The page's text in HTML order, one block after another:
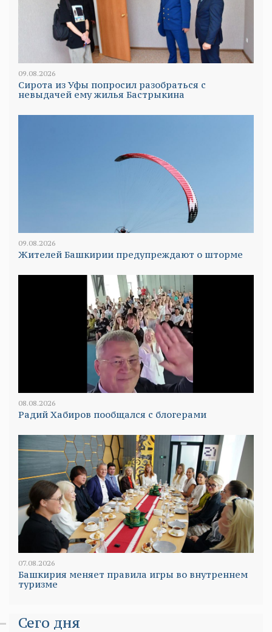
09.08.2026
Сирота из Уфы попросил разобраться с
невыдачей ему жилья Бастрыкина
09.08.2026
Жителей Башкирии предупреждают о шторме
08.08.2026
Радий Хабиров пообщался с блогерами
07.08.2026
Башкирия меняет правила игры во внутреннем
туризме
Сего дня